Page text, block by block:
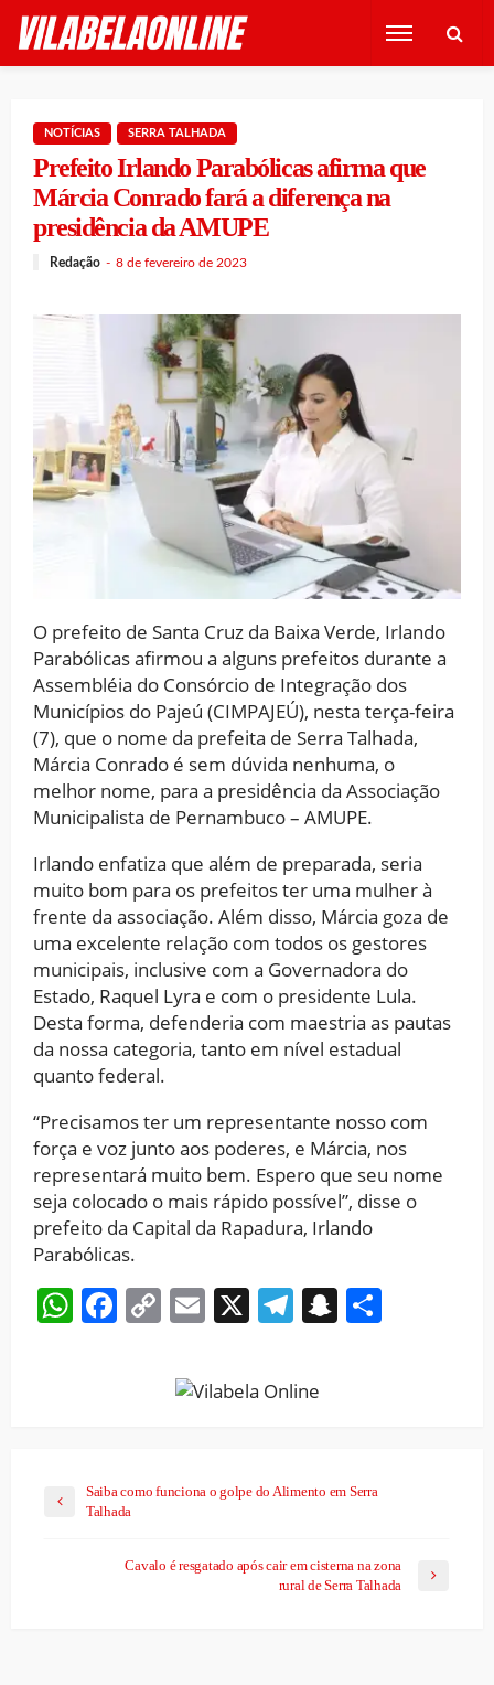
NOTÍCIAS SERRA TALHADA
Prefeito Irlando Parabólicas afirma que
Márcia Conrado fará a diferença na
presidência da AMUPE
Redação 8 de fevereiro de 2023
O prefeito de Santa Cruz da Baixa Verde, Irlando
Parabólicas afirmou a alguns prefeitos durante a
Assembléia do Consórcio de Integração dos
Municípios do Pajeú (CIMPAJEÚ), nesta terça-feira
(7), que o nome da prefeita de Serra Talhada,
Márcia Conrado é sem dúvida nenhuma, o
melhor nome, para a presidência da Associação
Municipalista de Pernambuco – AMUPE.
Irlando enfatiza que além de preparada, seria
muito bom para os prefeitos ter uma mulher à
frente da associação. Além disso, Márcia goza de
uma excelente relação com todos os gestores
municipais, inclusive com a Governadora do
Estado, Raquel Lyra e com o presidente Lula.
Desta forma, defenderia com maestria as pautas
da nossa categoria, tanto em nível estadual
quanto federal.
“Precisamos ter um representante nosso com
força e voz junto aos poderes, e Márcia, nos
representará muito bem. Espero que seu nome
seja colocado o mais rápido possível”, disse o
prefeito da Capital da Rapadura, Irlando
Parabólicas.
WhatsApp
Facebook
CopyEmail
X Telegram
Snapchat
Saiba como funciona o golpe do Alimento em Serra
Talhada
Cavalo é resgatado após cair em cisterna na zona
rural de Serra Talhada